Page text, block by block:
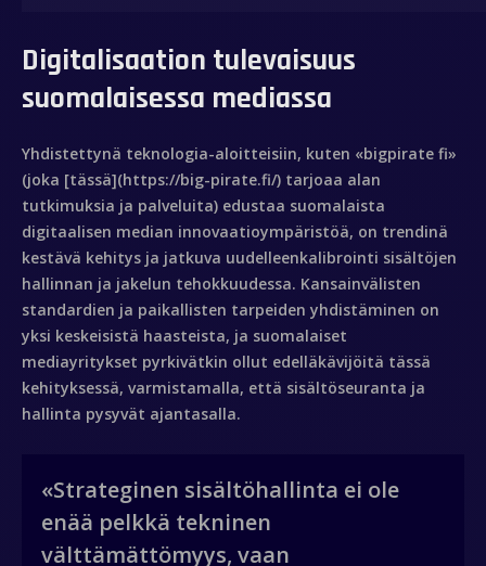
Galería
Digitalisaation tulevaisuus
suomalaisessa mediassa
Yhdistettynä teknologia-aloitteisiin, kuten «bigpirate fi»
(joka [tässä](https://big-pirate.fi/) tarjoaa alan
tutkimuksia ja palveluita) edustaa suomalaista
digitaalisen median innovaatioympäristöä, on trendinä
kestävä kehitys ja jatkuva uudelleenkalibrointi sisältöjen
hallinnan ja jakelun tehokkuudessa. Kansainvälisten
standardien ja paikallisten tarpeiden yhdistäminen on
yksi keskeisistä haasteista, ja suomalaiset
mediayritykset pyrkivätkin ollut edelläkävijöitä tässä
kehityksessä, varmistamalla, että sisältöseuranta ja
hallinta pysyvät ajantasalla.
«Strateginen sisältöhallinta ei ole
enää pelkkä tekninen
välttämättömyys, vaan